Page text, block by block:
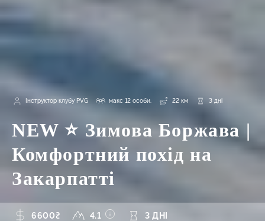
Інструктор клубу PVG макс 12 особи. 22 км 3 дні
NEW ⭐ Зимова Боржава |
Комфортний похід на
Закарпатті
6600₴ 4.1 3 ДНІ